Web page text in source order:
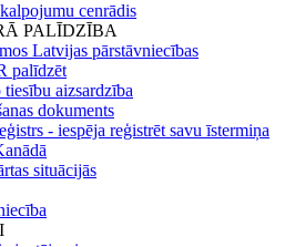
cenrādis
PALĪDZĪBA
Latvijas pārstāvniecības
palīdzēt
aizsardzība
dokuments
- iespēja reģistrēt savu īstermiņa
situācijās